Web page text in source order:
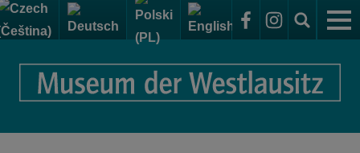
Muzeum
Sammelsurium – magazyn wystawowy i kolekcje
Elementarium - Ekspozycje muzeum
Dla gości